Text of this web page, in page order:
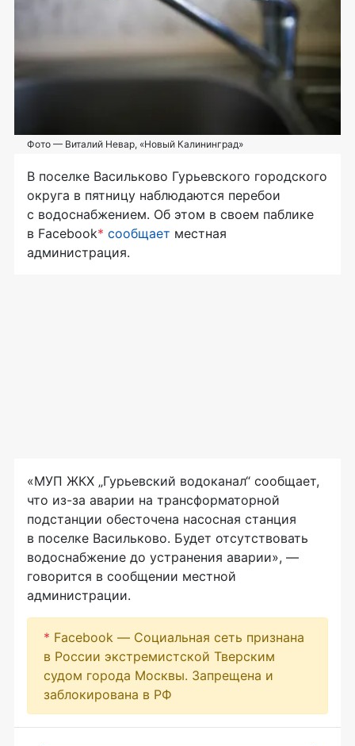
Фото — Виталий Невар, «Новый Калининград»
В поселке Васильково Гурьевского городского
округа в пятницу наблюдаются перебои
с водоснабжением. Об этом в своем паблике
в Facebook* сообщает местная
администрация.
«МУП ЖКХ „Гурьевский водоканал“ сообщает,
что из-за аварии на трансформаторной
подстанции обесточена насосная станция
в поселке Васильково. Будет отсутствовать
водоснабжение до устранения аварии», —
говорится в сообщении местной
администрации.
* Facebook — Социальная сеть признана
в России экстремистской Тверским
судом города Москвы. Запрещена и
заблокирована в РФ